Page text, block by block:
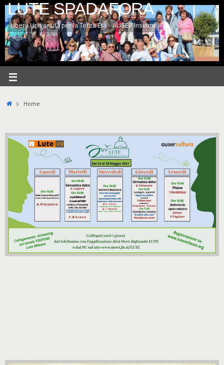
LUTE SPADAFORA
Libera Università per la Terza Età - AUSER Insieme
Home